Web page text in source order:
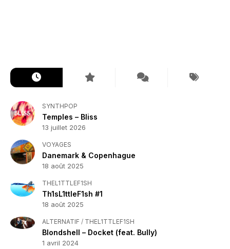
SYNTHPOP
Temples – Bliss
13 juillet 2026
VOYAGES
Danemark & Copenhague
18 août 2025
THEL1TTLEF1SH
Th1sL1ttleF1sh #1
18 août 2025
ALTERNATIF / THEL1TTLEF1SH
Blondshell – Docket (feat. Bully)
1 avril 2024